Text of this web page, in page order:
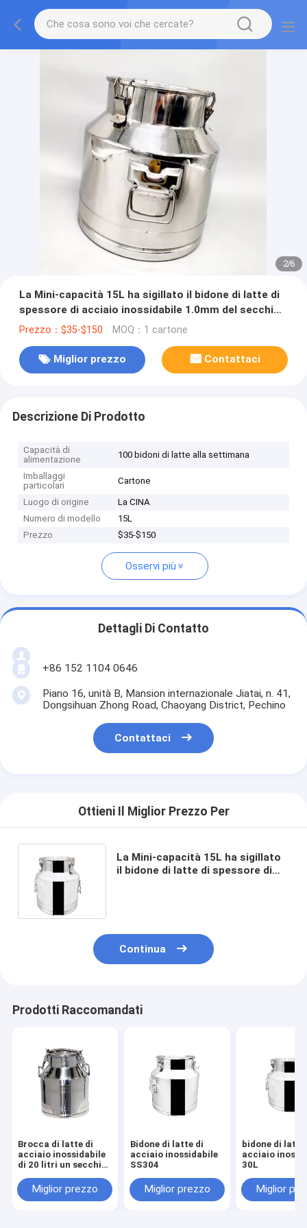
2/6
La Mini-capacità 15L ha sigillato il bidone di latte di
spessore di acciaio inossidabile 1.0mm del secchio
304
Prezzo：$35-$150 MOQ：1 cartone
Miglior prezzo Contattaci
Descrizione Di Prodotto
Capacità di
alimentazione
100 bidoni di latte alla settimana
Imballaggi
particolari
Cartone
Luogo di origine
La CINA
Numero di modello
15L
Prezzo
$35-$150
Osservi più
Dettagli Di Contatto
+86 152 1104 0646
Piano 16, unità B, Mansion internazionale Jiatai, n. 41,
Dongsihuan Zhong Road, Chaoyang District, Pechino
Contattaci
Ottieni Il Miglior Prezzo Per
La Mini-capacità 15L ha sigillato
il bidone di latte di spessore di
Continua
Prodotti Raccomandati
Brocca di latte di
acciaio inossidabile
di 20 litri un secchio
galloniMiglior prezzo
Bidone di latte di
acciaio inossidabile
SS304
Miglior prezzo
bidone di latte
acciaio
30L
Miglior